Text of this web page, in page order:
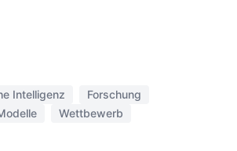
Intelligenz
Forschung
Wettbewerb